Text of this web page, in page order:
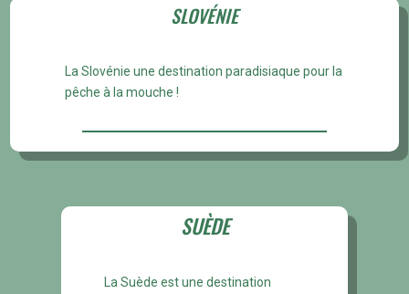
SLOVÉNIE
La Slovénie une destination paradisiaque pour la
pêche à la mouche !
SUÈDE
La Suède est une destination